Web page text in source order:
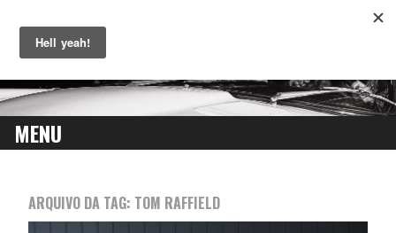
MENU
CONTENT
ARQUIVO DA TAG: TOM RAFFIELD